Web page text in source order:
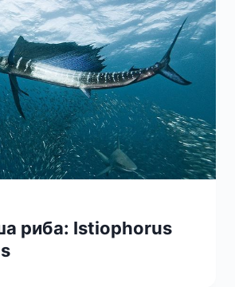
риба: Istiophorus